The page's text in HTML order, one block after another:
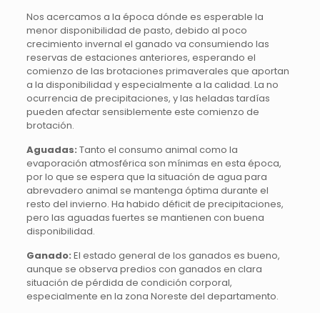
Nos acercamos a la época dónde es esperable la
menor disponibilidad de pasto, debido al poco
crecimiento invernal el ganado va consumiendo las
reservas de estaciones anteriores, esperando el
comienzo de las brotaciones primaverales que aportan
a la disponibilidad y especialmente a la calidad. La no
ocurrencia de precipitaciones, y las heladas tardías
pueden afectar sensiblemente este comienzo de
brotación.
Aguadas: Tanto el consumo animal como la
evaporación atmosférica son mínimas en esta época,
por lo que se espera que la situación de agua para
abrevadero animal se mantenga óptima durante el
resto del invierno. Ha habido déficit de precipitaciones,
pero las aguadas fuertes se mantienen con buena
disponibilidad.
Ganado: El estado general de los ganados es bueno,
aunque se observa predios con ganados en clara
situación de pérdida de condición corporal,
especialmente en la zona Noreste del departamento.